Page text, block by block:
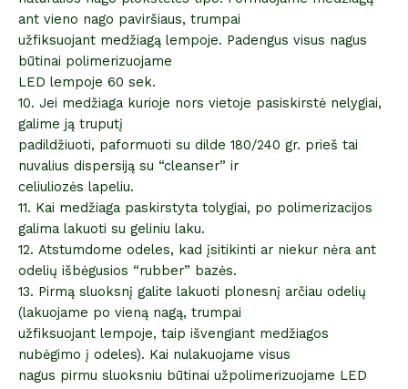
ant vieno nago paviršiaus, trumpai
užfiksuojant medžiagą lempoje. Padengus visus nagus
būtinai polimerizuojame
LED lempoje 60 sek.
10. Jei medžiaga kurioje nors vietoje pasiskirstė nelygiai,
galime ją truputį
padildžiuoti, paformuoti su dilde 180/240 gr. prieš tai
nuvalius dispersiją su “cleanser” ir
celiuliozės lapeliu.
11. Kai medžiaga paskirstyta tolygiai, po polimerizacijos
galima lakuoti su geliniu laku.
12. Atstumdome odeles, kad įsitikinti ar niekur nėra ant
odelių išbėgusios “rubber” bazės.
13. Pirmą sluoksnį galite lakuoti plonesnį arčiau odelių
(lakuojame po vieną nagą, trumpai
užfiksuojant lempoje, taip išvengiant medžiagos
nubėgimo į odeles). Kai nulakuojame visus
nagus pirmu sluoksniu būtinai užpolimerizuojame LED